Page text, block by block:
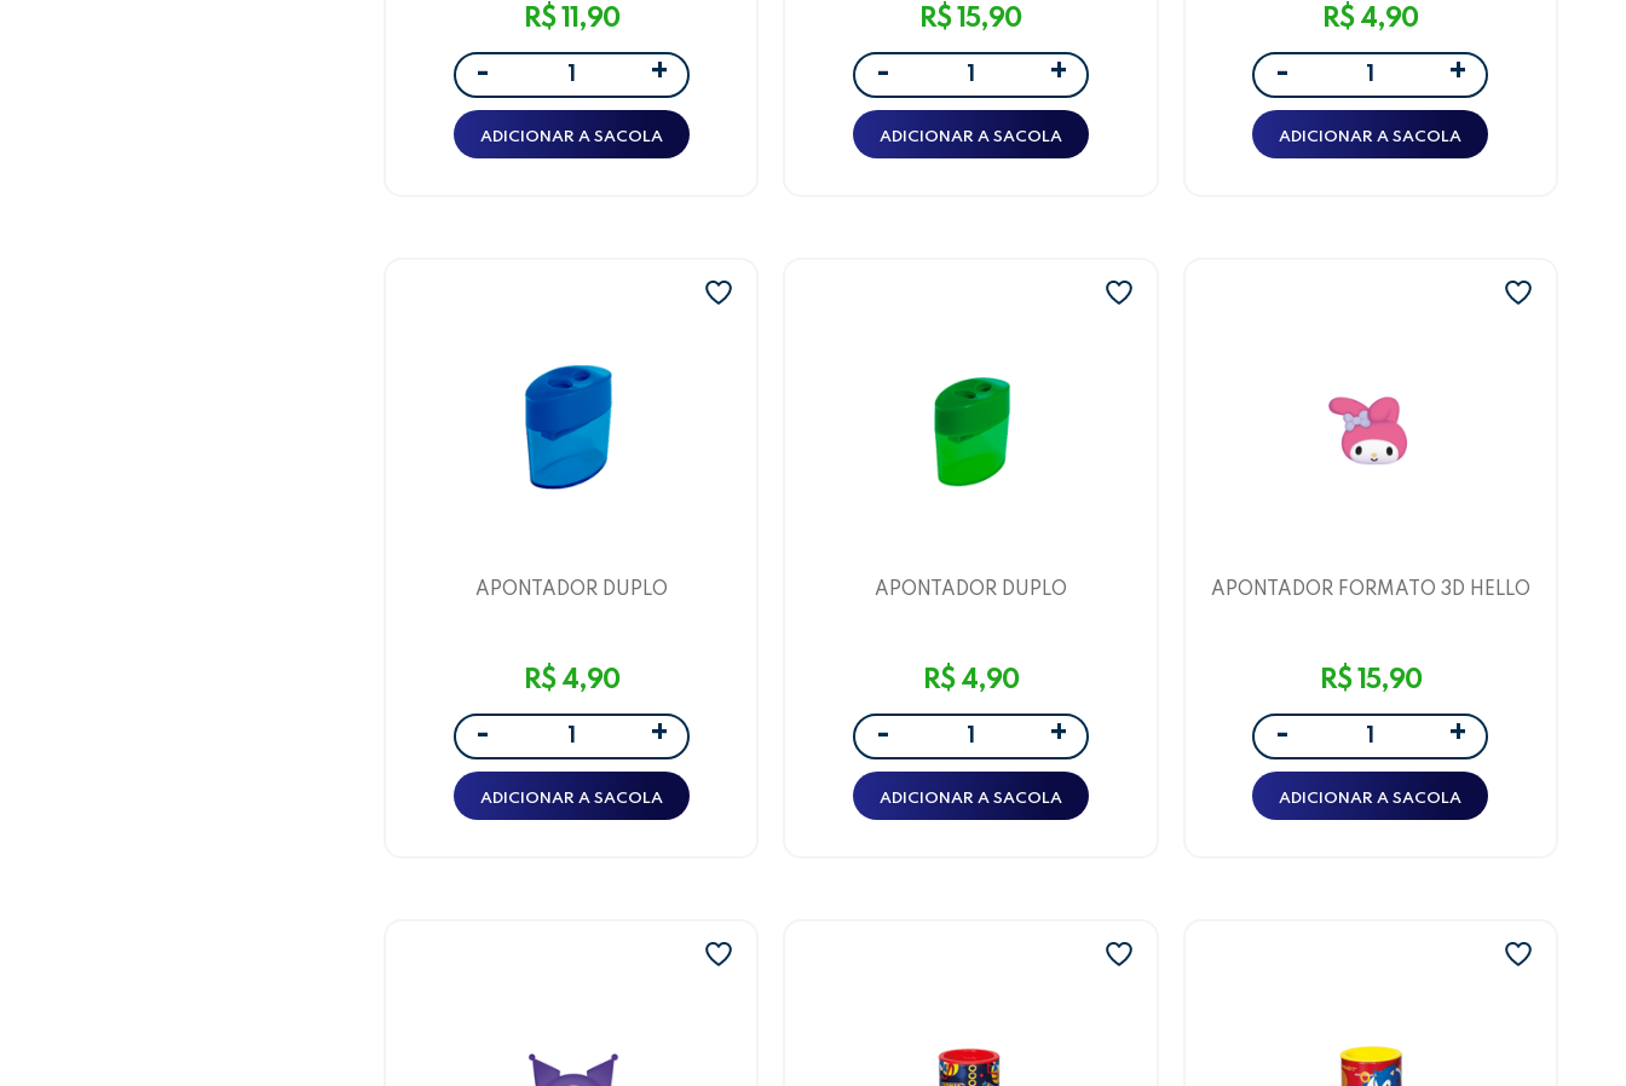
R$ 11,90
- +
ADICIONAR A SACOLA
R$ 15,90
- +
ADICIONAR A SACOLA
R$ 4,90
- +
ADICIONAR A SACOLA
APONTADOR DUPLO
R$ 4,90
- +
ADICIONAR A SACOLA
APONTADOR DUPLO
R$ 4,90
- +
ADICIONAR A SACOLA
APONTADOR FORMATO 3D HELLO
R$ 15,90
- +
ADICIONAR A SACOLA